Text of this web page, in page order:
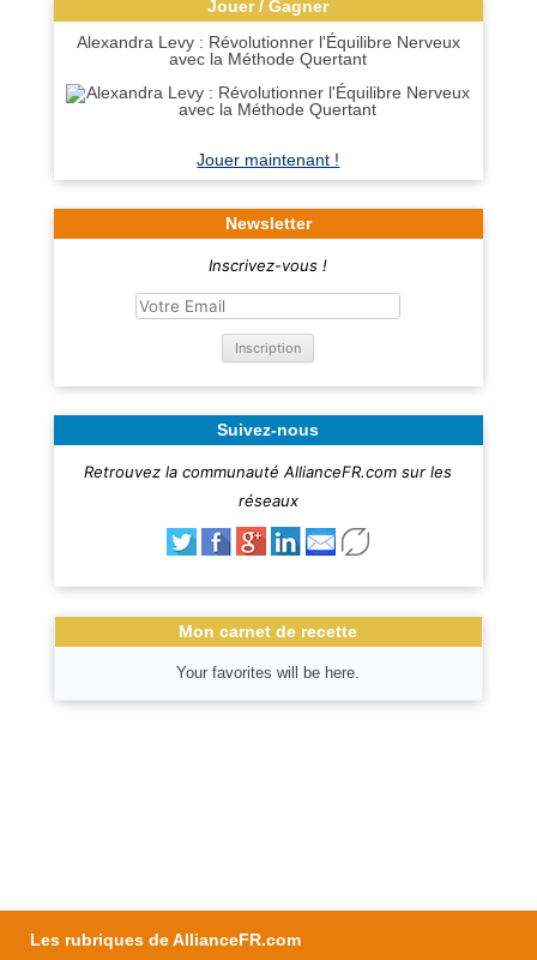
Jouer / Gagner
Alexandra Levy : Révolutionner l'Équilibre Nerveux
avec la Méthode Quertant
Jouer maintenant !
Newsletter
Inscrivez-vous !
Suivez-nous
Retrouvez la communauté AllianceFR.com sur les
réseaux
Mon carnet de recette
Your favorites will be here.
Les rubriques de AllianceFR.com